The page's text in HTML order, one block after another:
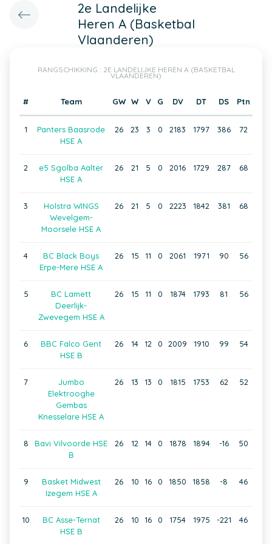
2e Landelijke
Heren A (Basketbal
Vlaanderen)
RANGSCHIKKING : 2E LANDELIJKE HEREN A (BASKETBAL
VLAANDEREN)
# Team GW W V G DV DT DS Ptn
1
Panters Baasrode
HSE A
26 23 3 0 2183 1797 386 72
2
e5 Sgolba Aalter
HSE A
26 21 5 0 2016 1729 287 68
3
Holstra WINGS
Wevelgem-
Moorsele HSE A
26 21 5 0 2223 1842 381 68
4
BC Black Boys
Erpe-Mere HSE A
26 15 11 0 2061 1971 90 56
5
BC Lamett
Deerlijk-
Zwevegem HSE A
26 15 11 0 1874 1793 81 56
6
BBC Falco Gent
HSE B
26 14 12 0 2009 1910 99 54
7
Jumbo
Elektrooghe
Gembas
Knesselare HSE A
26 13 13 0 1815 1753 62 52
8
Bavi Vilvoorde HSE
B
26 12 14 0 1878 1894 -16 50
9
Basket Midwest
Izegem HSE A
26 10 16 0 1850 1858 -8 46
10
BC Asse-Ternat
HSE B
26 10 16 0 1754 1975 -221 46